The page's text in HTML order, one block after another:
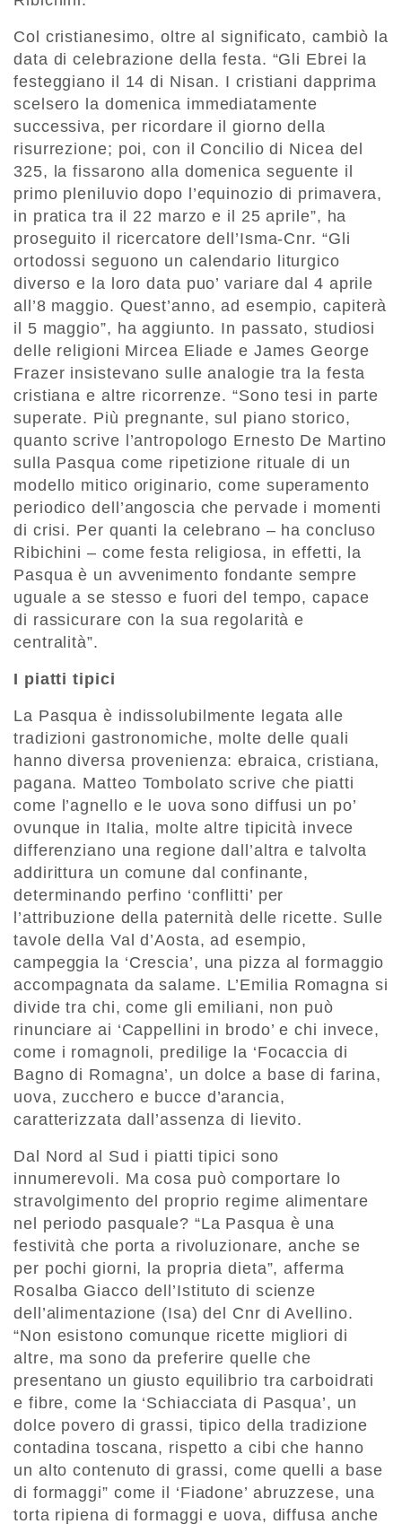
Col cristianesimo, oltre al significato, cambiò la
data di celebrazione della festa. “Gli Ebrei la
festeggiano il 14 di Nisan. I cristiani dapprima
scelsero la domenica immediatamente
successiva, per ricordare il giorno della
risurrezione; poi, con il Concilio di Nicea del
325, la fissarono alla domenica seguente il
primo pleniluvio dopo l’equinozio di primavera,
in pratica tra il 22 marzo e il 25 aprile”, ha
proseguito il ricercatore dell’Isma-Cnr. “Gli
ortodossi seguono un calendario liturgico
diverso e la loro data puo’ variare dal 4 aprile
all’8 maggio. Quest’anno, ad esempio, capiterà
il 5 maggio”, ha aggiunto. In passato, studiosi
delle religioni Mircea Eliade e James George
Frazer insistevano sulle analogie tra la festa
cristiana e altre ricorrenze. “Sono tesi in parte
superate. Più pregnante, sul piano storico,
quanto scrive l’antropologo Ernesto De Martino
sulla Pasqua come ripetizione rituale di un
modello mitico originario, come superamento
periodico dell’angoscia che pervade i momenti
di crisi. Per quanti la celebrano – ha concluso
Ribichini – come festa religiosa, in effetti, la
Pasqua è un avvenimento fondante sempre
uguale a se stesso e fuori del tempo, capace
di rassicurare con la sua regolarità e
centralità”.
I piatti tipici
La Pasqua è indissolubilmente legata alle
tradizioni gastronomiche, molte delle quali
hanno diversa provenienza: ebraica, cristiana,
pagana. Matteo Tombolato scrive che piatti
come l’agnello e le uova sono diffusi un po’
ovunque in Italia, molte altre tipicità invece
differenziano una regione dall’altra e talvolta
addirittura un comune dal confinante,
determinando perfino ‘conflitti’ per
l’attribuzione della paternità delle ricette. Sulle
tavole della Val d’Aosta, ad esempio,
campeggia la ‘Crescia’, una pizza al formaggio
accompagnata da salame. L’Emilia Romagna si
divide tra chi, come gli emiliani, non può
rinunciare ai ‘Cappellini in brodo’ e chi invece,
come i romagnoli, predilige la ‘Focaccia di
Bagno di Romagna’, un dolce a base di farina,
uova, zucchero e bucce d’arancia,
caratterizzata dall’assenza di lievito.
Dal Nord al Sud i piatti tipici sono
innumerevoli. Ma cosa può comportare lo
stravolgimento del proprio regime alimentare
nel periodo pasquale? “La Pasqua è una
festività che porta a rivoluzionare, anche se
per pochi giorni, la propria dieta”, afferma
Rosalba Giacco dell’Istituto di scienze
dell’alimentazione (Isa) del Cnr di Avellino.
“Non esistono comunque ricette migliori di
altre, ma sono da preferire quelle che
presentano un giusto equilibrio tra carboidrati
e fibre, come la ‘Schiacciata di Pasqua’, un
dolce povero di grassi, tipico della tradizione
contadina toscana, rispetto a cibi che hanno
un alto contenuto di grassi, come quelli a base
di formaggi” come il ‘Fiadone’ abruzzese, una
torta ripiena di formaggi e uova, diffusa anche